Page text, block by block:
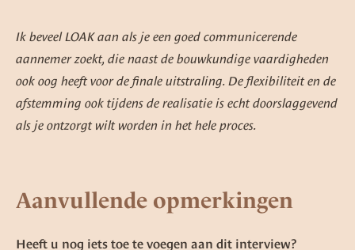
Ik beveel LOAK aan als je een goed communicerende
aannemer zoekt, die naast de bouwkundige vaardigheden
ook oog heeft voor de finale uitstraling. De flexibiliteit en de
afstemming ook tijdens de realisatie is echt doorslaggevend
als je ontzorgt wilt worden in het hele proces.
Aanvullende opmerkingen
Heeft u nog iets toe te voegen aan dit interview?